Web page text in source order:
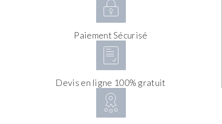
Paiement Sécurisé
Devis en ligne 100% gratuit